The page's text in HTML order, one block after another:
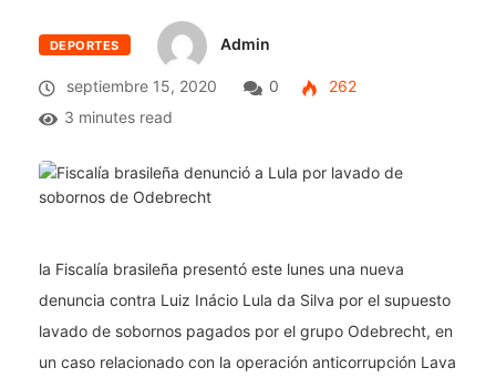
DEPORTES Admin
septiembre 15, 2020 0
262
3 minutes read
la Fiscalía brasileña presentó este lunes una nueva
denuncia contra Luiz Inácio Lula da Silva por el supuesto
lavado de sobornos pagados por el grupo Odebrecht, en
un caso relacionado con la operación anticorrupción Lava